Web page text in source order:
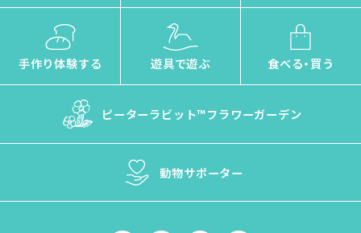
手作り体験する 遊具で遊ぶ 食べる・買う
ピーターラビット™フラワーガーデン
動物サポーター